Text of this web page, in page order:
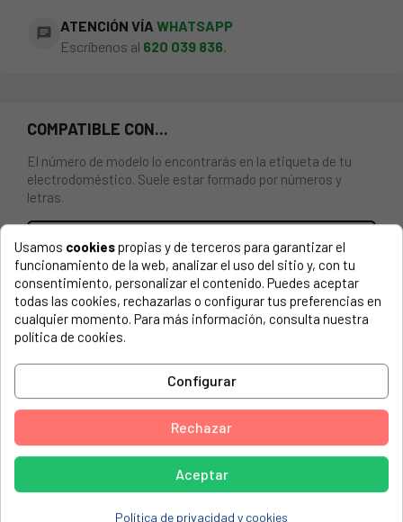
chat ATENCIÓN VÍA WHATSAPP
Escríbenos al 620 039 836
COMPATIBLE CON...
El número de modelo lo encontrarás en la etiqueta de tu
electrodoméstico. Suele estar formado por números y
letras.
Cabezal depiladora Braun 5375, 5377 / Silkepil 7951
BRAUN, 5-329 (5340)
BRAUN, 5185 (5340 SILPÉPIL5LEGSYOUNGBEAUTY)
BRAUN, 5280 (5340 SILPÉPIL5LEGSBODY)
BRAUN, 5280 (5349 SILKÉPIL55280PINK)
BRAUN, 5375 (7781 SILKEPILXPRESSIVE)
BRAUN, 7-521 (5377 SILKÉPIL)
Usamos cookiespropias y de terceros para garantizar el
funcionamiento de la web, analizar el uso del sitio y, con tu
consentimiento, personalizar el contenido. Puedes aceptar
todas las cookies, rechazarlas o configurar tus preferencias en
cualquier momento. Para más información, consulta nuestra
política de cookies.
Configurar
Rechazar
Aceptar
Política de privacidad y cookies